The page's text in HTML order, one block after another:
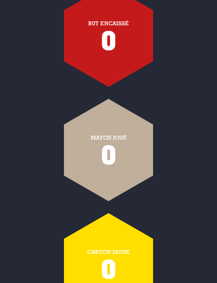
BUT ENCAISSÉ
0
MATCH JOUÉ
0
CARTON JAUNE
0